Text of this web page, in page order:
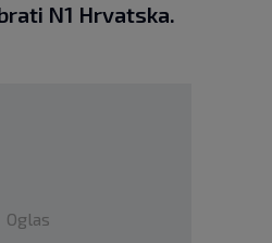
N1 Hrvatska.
Oglas